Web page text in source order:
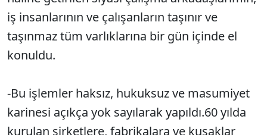
iş insanlarının ve çalışanların taşınır ve
taşınmaz tüm varlıklarına bir gün içinde el
konuldu.
-Bu işlemler haksız, hukuksuz ve masumiyet
karinesi açıkça yok sayılarak yapıldı.60 yılda
kurulan şirketlere, fabrikalara ve kuşaklar